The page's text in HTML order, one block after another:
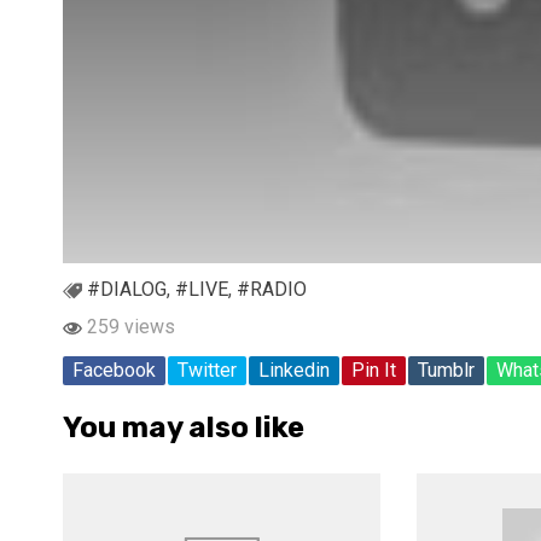
#DIALOG, #LIVE, #RADIO
259 views
Facebook
Twitter Linkedin Pin It Tumblr
You may also like